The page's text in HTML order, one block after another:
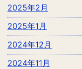
2025年2月
2025年1月
2024年12月
2024年11月